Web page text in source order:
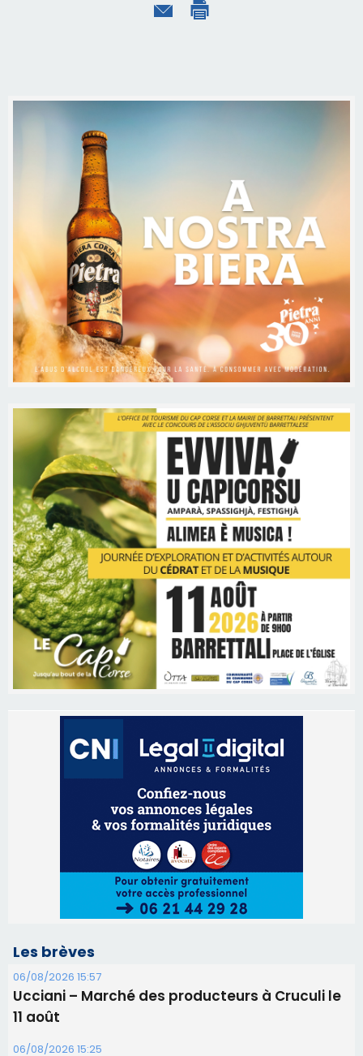
Les brèves
Ucciani – Marché des producteurs à Cruculi le
Corte – L’association A Nuciola organise une
projection sous les étoiles
Alata - Soirée Tango Argentin au stade de San
Benedetto
05/08/2026 09:53
Biguglia : messe de la Sainte-Marie et
procession le 14 août